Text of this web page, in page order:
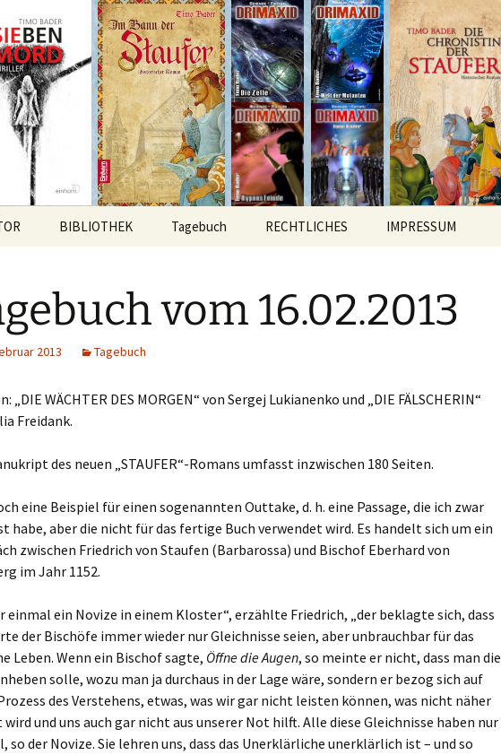
Bader
im Reich der Geschichten
BIBLIOTHEK
Anthologien
Kurzgeschichten
Tagebuch RECHTLICHES IMPRESSUM
vom 16.02.2013
2013 Tagebuch
„DIE WÄCHTER DES MORGEN“ von Sergej Lukianenko und „DIE FÄLSCHERIN“
Freidank.
des neuen „STAUFER“-Romans umfasst inzwischen 180 Seiten.
eine Beispiel für einen sogenannten Outtake, d. h. eine Passage, die ich zwar
habe, aber die nicht für das fertige Buch verwendet wird. Es handelt sich um ein
zwischen Friedrich von Staufen (Barbarossa) und Bischof Eberhard von
im Jahr 1152.
einmal ein Novize in einem Kloster“, erzählte Friedrich, „der beklagte sich, dass
der Bischöfe immer wieder nur Gleichnisse seien, aber unbrauchbar für das
Leben. Wenn ein Bischof sagte, Öffne die Augen, so meinte er nicht, dass man die
solle, wozu man ja durchaus in der Lage wäre, sondern er bezog sich auf
des Verstehens, etwas, was wir gar nicht leisten können, was nicht näher
und uns auch gar nicht aus unserer Not hilft. Alle diese Gleichnisse haben nur
so der Novize. Sie lehren uns, dass das Unerklärliche unerklärlich ist – und so